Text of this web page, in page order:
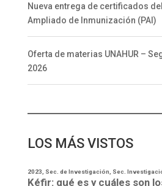
Nueva entrega de certificados
Ampliado de Inmunización (PAI)
Oferta de materias UNAHUR –
2026
LOS MÁS VISTOS